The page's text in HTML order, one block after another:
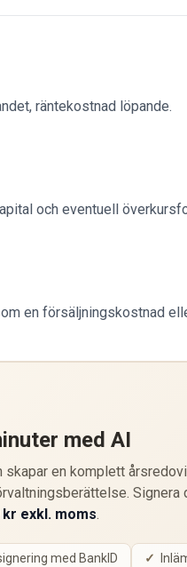
räntekostnad löpande.
och eventuell
en försäljningskostnad
med AI
skapar en komplett
kr exkl. moms
med BankID